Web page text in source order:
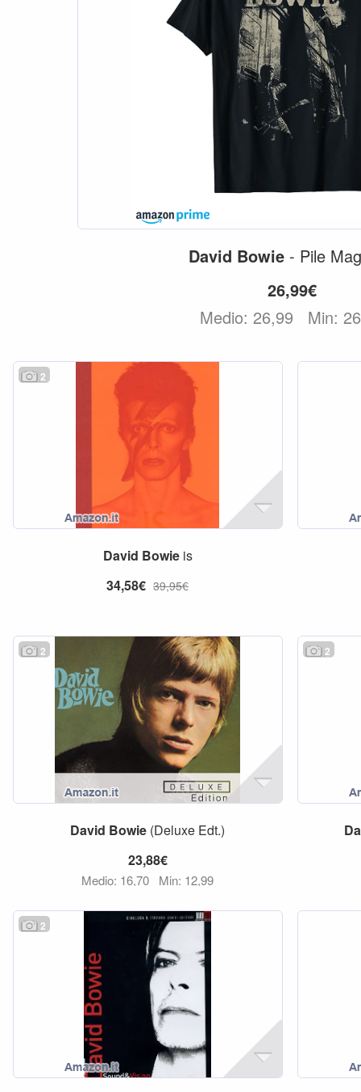
David Bowie- Pile
26,99€
Medio: 26,99
Min:
2
David Bowieis
34,58€ 39,95€
2
David Bowie (Deluxe Edt.)
23,88€
Medio: 16,70 Min: 12,99
2
2